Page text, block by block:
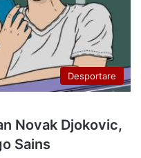
Desportare
Novak Djokovic,
Sains